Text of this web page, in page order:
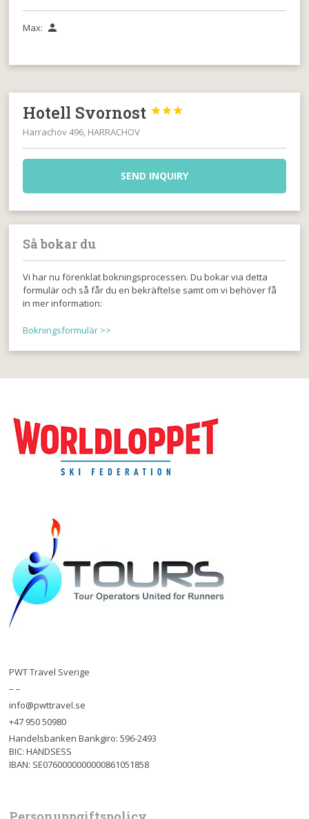
Max: 
Hotell Svornost 


Harrachov 496, HARRACHOV
SEND INQUIRY
Så bokar du
Vi har nu förenklat bokningsprocessen. Du bokar via detta
formulär och så får du en bekräftelse samt om vi behöver få
in mer information:
Bokningsformulär >>
PWT Travel Sverige
– –
info@pwttravel.se
+47 950 50980
Handelsbanken Bankgiro: 596-2493
BIC: HANDSESS
IBAN: SE0760000000000861051858